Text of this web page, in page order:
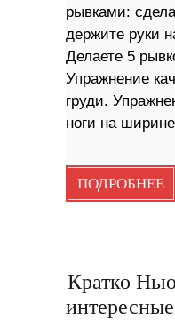
рывками:
держите руки
Делаете 5
Упражнение
груди.
ноги на
ПОДРОБНЕЕ
Кратко